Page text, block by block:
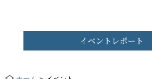
イベントレポート